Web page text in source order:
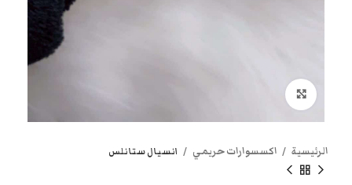
الرئيسية اكسسوارات حريمي انسيال ستانلس